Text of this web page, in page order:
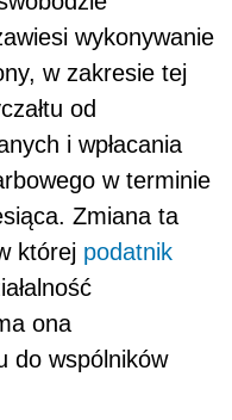
wykonywanie
w zakresie tej
od
i wpłacania
w terminie
Zmiana ta
której podatnik
ona
do wspólników